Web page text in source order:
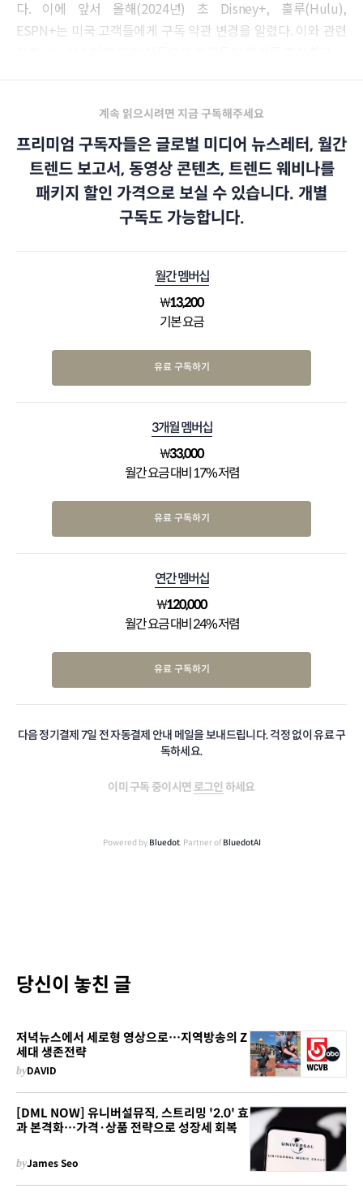
다. 이에 앞서 올해(2024년) 초 Disney+, 훌루(Hulu),
ESPN+는 미국 고객들에게 구독 약관 변경을 알렸다. 이와 관련
계속 읽으시려면 지금 구독해주세요
프리미엄 구독자들은 글로벌 미디어 뉴스레터, 월간
트렌드 보고서, 동영상 콘텐츠, 트렌드 웨비나를
패키지 할인 가격으로 보실 수 있습니다. 개별
구독도 가능합니다.
월간 멤버십
₩13,200
기본 요금
유료 구독하기
3개월 멤버십
₩33,000
월간 요금 대비 17% 저렴
유료 구독하기
연간 멤버십
₩120,000
월간 요금 대비 24% 저렴
유료 구독하기
다음 정기결제 7일 전 자동결제 안내 메일을 보내드립니다. 걱정 없이 유료 구
독하세요.
이미 구독 중이시면 로그인 하세요
Powered by Bluedot, Partner of BluedotAI
당신이 놓친 글
저녁뉴스에서 세로형 영상으로…지역방송의 Z
세대 생존전략
byDAVID
[DML NOW] 유니버설뮤직, 스트리밍 '2.0' 효
과 본격화…가격·상품 전략으로 성장세 회복
byJames Seo